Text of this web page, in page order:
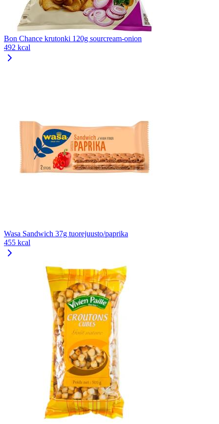
Bon Chance krutonki 120g sourcream-onion
492 kcal
Wasa Sandwich 37g tuorejuusto/paprika
455 kcal